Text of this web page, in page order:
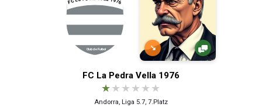
↘
FC La Pedra Vella 1976
★★ ★ ★ ★ ★
Andorra, Liga 5.7, 7.Platz